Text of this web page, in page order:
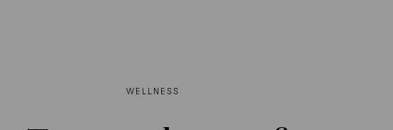
WELLNESS